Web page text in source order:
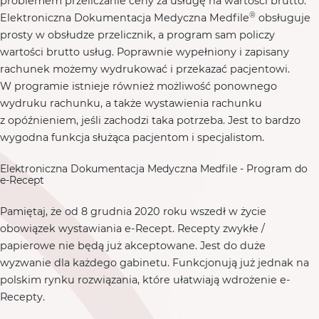
Elektroniczna Dokumentacja Medyczna Medfile® obsługuje
prosty w obsłudze przelicznik, a program sam policzy
wartości brutto usług. Poprawnie wypełniony i zapisany
rachunek możemy wydrukować i przekazać pacjentowi.
W programie istnieje również możliwość ponownego
wydruku rachunku, a także wystawienia rachunku
z opóźnieniem, jeśli zachodzi taka potrzeba. Jest to bardzo
wygodna funkcja służąca pacjentom i specjalistom.
Elektroniczna Dokumentacja Medyczna Medfile - Program do
e-Recept
Pamiętaj, że od 8 grudnia 2020 roku wszedł w życie
obowiązek wystawiania e-Recept. Recepty zwykłe /
papierowe nie będą już akceptowane. Jest do duże
wyzwanie dla każdego gabinetu. Funkcjonują już jednak na
polskim rynku rozwiązania, które ułatwiają wdrożenie e-
Recepty.